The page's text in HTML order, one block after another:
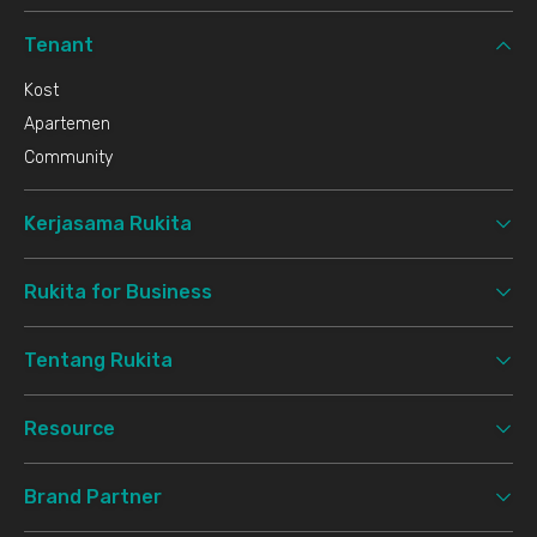
Tenant
Kost
Apartemen
Community
Kerjasama Rukita
Rukita for Business
Tentang Rukita
Resource
Brand Partner